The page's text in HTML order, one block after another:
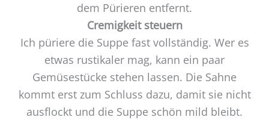
dem Pürieren entfernt.
Cremigkeit steuern
Ich püriere die Suppe fast vollständig. Wer es
etwas rustikaler mag, kann ein paar
Gemüsestücke stehen lassen. Die Sahne
kommt erst zum Schluss dazu, damit sie nicht
ausflockt und die Suppe schön mild bleibt.